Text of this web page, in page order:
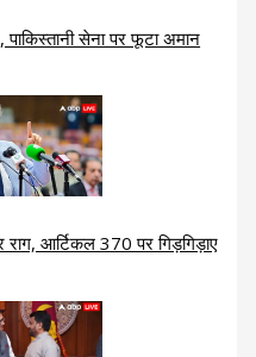
पाकिस्तानी सेना पर फूटा अमान
राग, आर्टिकल 370 पर गिड़गिड़ाए